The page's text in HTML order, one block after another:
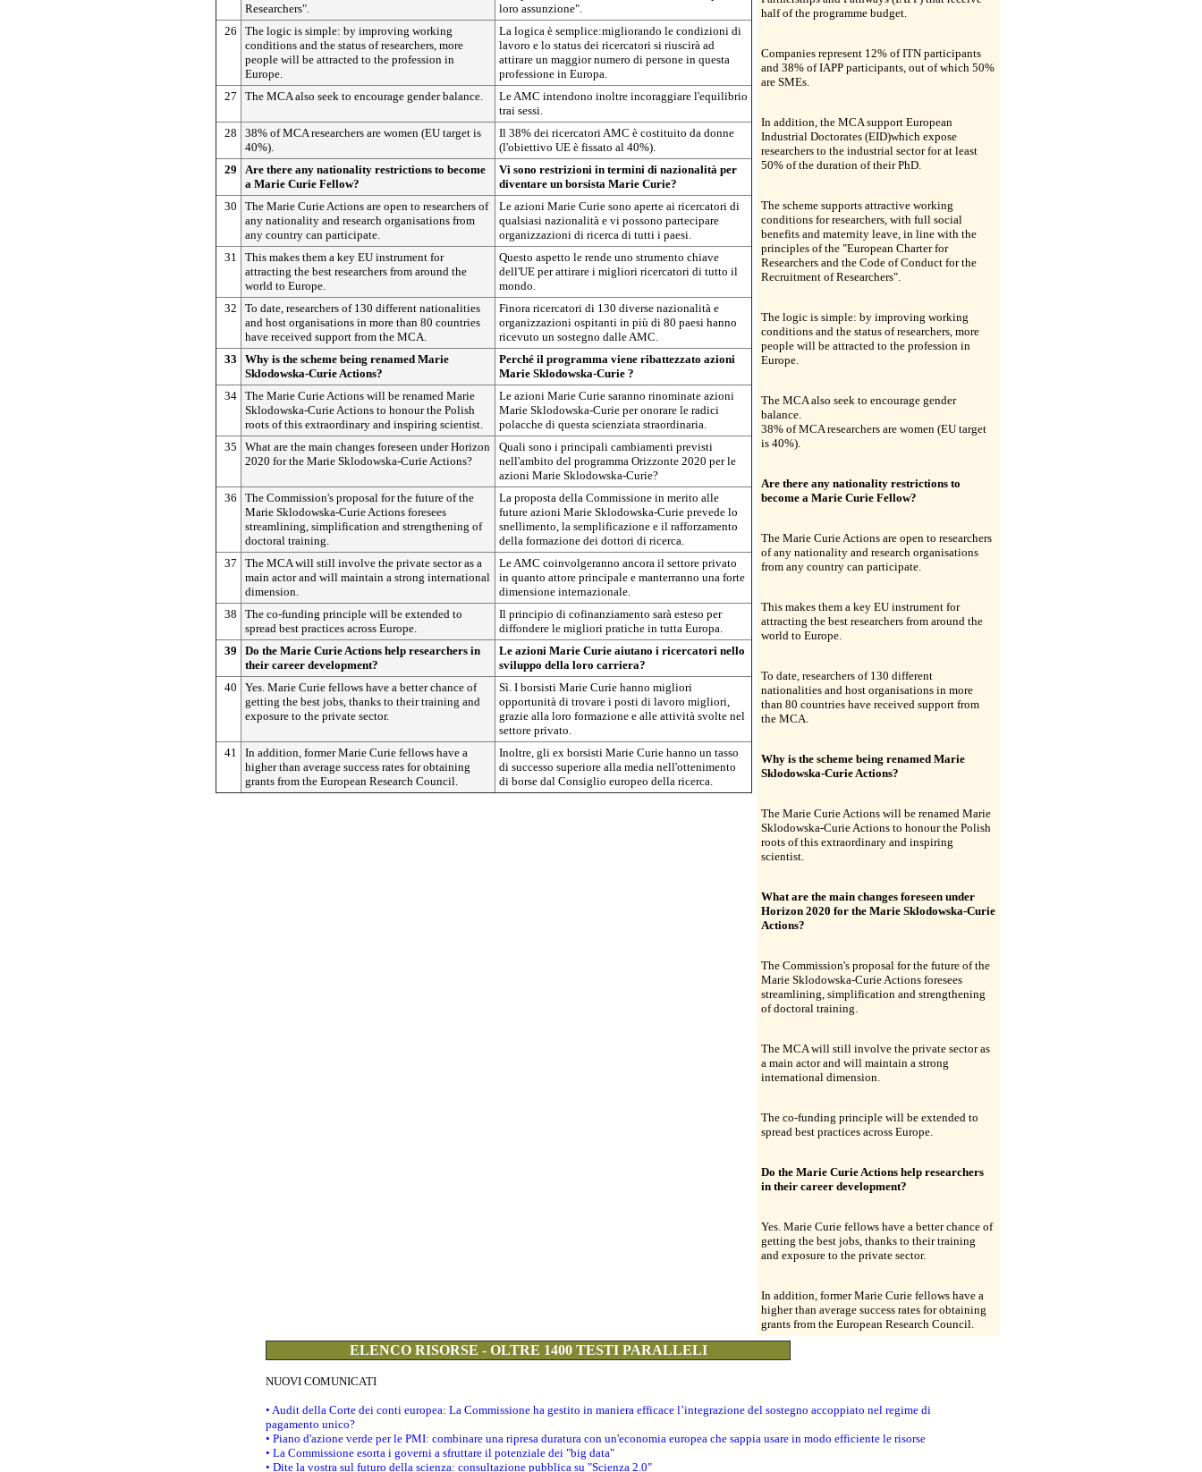
Researchers".
loro assunzione".
26
The logic is simple: by improving working
conditions and the status of researchers, more
people will be attracted to the profession in
Europe.
La logica è semplice:migliorando le condizioni di
lavoro e lo status dei ricercatori si riuscirà ad
attirare un maggior numero di persone in questa
professione in Europa.
27
The MCA also seek to encourage gender balance.
Le AMC intendono inoltre incoraggiare l'equilibrio
trai sessi.
28
38% of MCA researchers are women (EU target is
40%).
Il 38% dei ricercatori AMC è costituito da donne
(l'obiettivo UE è fissato al 40%).
29
Are there any nationality restrictions to become
a Marie Curie Fellow?
Vi sono restrizioni in termini di nazionalità per
diventare un borsista Marie Curie?
30
The Marie Curie Actions are open to researchers of
any nationality and research organisations from
any country can participate.
Le azioni Marie Curie sono aperte ai ricercatori di
qualsiasi nazionalità e vi possono partecipare
organizzazioni di ricerca di tutti i paesi.
31
This makes them a key EU instrument for
attracting the best researchers from around the
world to Europe.
Questo aspetto le rende uno strumento chiave
dell'UE per attirare i migliori ricercatori di tutto il
mondo.
32
To date, researchers of 130 different nationalities
and host organisations in more than 80 countries
have received support from the MCA.
Finora ricercatori di 130 diverse nazionalità e
organizzazioni ospitanti in più di 80 paesi hanno
ricevuto un sostegno dalle AMC.
33
Why is the scheme being renamed Marie
Sklodowska-Curie Actions?
Perché il programma viene ribattezzato azioni
Marie Sklodowska-Curie ?
34 The Marie Curie Actions will be renamed Marie
Sklodowska-Curie Actions to honour the Polish
roots of this extraordinary and inspiring scientist.
Le azioni Marie Curie saranno rinominate azioni
Marie Sklodowska-Curie per onorare le radici
polacche di questa scienziata straordinaria.
35
What are the main changes foreseen under Horizon
2020 for the Marie Sklodowska-Curie Actions?
Quali sono i principali cambiamenti previsti
nell'ambito del programma Orizzonte 2020 per le
azioni Marie Sklodowska-Curie?
36
The Commission's proposal for the future of the
Marie Sklodowska-Curie Actions foresees
streamlining, simplification and strengthening of
doctoral training.
La proposta della Commissione in merito alle
future azioni Marie Sklodowska-Curie prevede lo
snellimento, la semplificazione e il rafforzamento
della formazione dei dottori di ricerca.
37
The MCA will still involve the private sector as a
main actor and will maintain a strong international
dimension.
Le AMC coinvolgeranno ancora il settore privato
in quanto attore principale e manterranno una forte
dimensione internazionale.
38
The co-funding principle will be extended to
spread best practices across Europe.
Il principio di cofinanziamento sarà esteso per
diffondere le migliori pratiche in tutta Europa.
39
Do the Marie Curie Actions help researchers in
their career development?
Le azioni Marie Curie aiutano i ricercatori nello
sviluppo della loro carriera?
40
Yes. Marie Curie fellows have a better chance of
getting the best jobs, thanks to their training and
exposure to the private sector.
Sì. I borsisti Marie Curie hanno migliori
opportunità di trovare i posti di lavoro migliori,
grazie alla loro formazione e alle attività svolte nel
settore privato.
41
In addition, former Marie Curie fellows have a
higher than average success rates for obtaining
grants from the European Research Council.
Inoltre, gli ex borsisti Marie Curie hanno un tasso
di successo superiore alla media nell'ottenimento
di borse dal Consiglio europeo della ricerca.
half of the programme budget.
Companies represent 12% of ITN participants
and 38% of IAPP participants, out of which 50%
are SMEs.
In addition, the MCA support European
Industrial Doctorates (EID)which expose
researchers to the industrial sector for at least
50% of the duration of their PhD.
The scheme supports attractive working
conditions for researchers, with full social
benefits and maternity leave, in line with the
principles of the "European Charter for
Researchers and the Code of Conduct for the
Recruitment of Researchers".
The logic is simple: by improving working
conditions and the status of researchers, more
people will be attracted to the profession in
Europe.
The MCA also seek to encourage gender
balance.
38% of MCA researchers are women (EU target
is 40%).
Are there any nationality restrictions to
become a Marie Curie Fellow?
The Marie Curie Actions are open to researchers
of any nationality and research organisations
from any country can participate.
This makes them a key EU instrument for
attracting the best researchers from around the
world to Europe.
To date, researchers of 130 different
nationalities and host organisations in more
than 80 countries have received support from
the MCA.
Why is the scheme being renamed Marie
Sklodowska-Curie Actions?
The Marie Curie Actions will be renamed Marie
Sklodowska-Curie Actions to honour the Polish
roots of this extraordinary and inspiring
scientist.
What are the main changes foreseen under
Horizon 2020 for the Marie Sklodowska-Curie
Actions?
The Commission's proposal for the future of the
Marie Sklodowska-Curie Actions foresees
streamlining, simplification and strengthening
of doctoral training.
The MCA will still involve the private sector as
a main actor and will maintain a strong
international dimension.
The co-funding principle will be extended to
spread best practices across Europe.
Do the Marie Curie Actions help researchers
in their career development?
Yes. Marie Curie fellows have a better chance of
getting the best jobs, thanks to their training
and exposure to the private sector.
In addition, former Marie Curie fellows have a
higher than average success rates for obtaining
grants from the European Research Council.
ELENCO RISORSE - OLTRE 1400 TESTI PARALLELI
NUOVI COMUNICATI
• Audit della Corte dei conti europea: La Commissione ha gestito in maniera efficace l’integrazione del sostegno accoppiato nel regime di
pagamento unico?
• Piano d'azione verde per le PMI: combinare una ripresa duratura con un'economia europea che sappia usare in modo efficiente le risorse
• La Commissione esorta i governi a sfruttare il potenziale dei "big data"
• Dite la vostra sul futuro della scienza: consultazione pubblica su "Scienza 2.0"